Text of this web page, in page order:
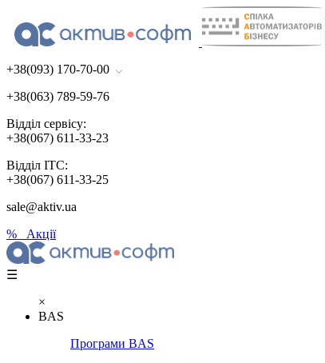
+38(093) 170-70-00
+38(063) 789-59-76
Відділ сервісу:
+38(067) 611-33-23
Відділ ІТС:
+38(067) 611-33-25
sale@aktiv.ua
% Акції
☰
×
BAS
Програми BAS